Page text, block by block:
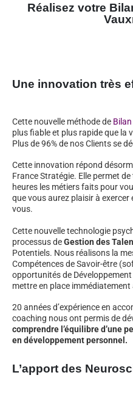
Réalisez votre
Une innovation très
Cette nouvelle méthode de
plus fiable et plus rapide que la
Plus de 96% de nos Clients se
Cette innovation répond
France Stratégie. Elle permet
heures les métiers faits pour
que vous aurez plaisir à
vous.
Cette nouvelle technologie
processus deGestion des
Potentiels. Nous réalisons la
Compétences de Savoir-être
opportunités de
mettre en place immédiatement
20 années d’expérience en
coaching nous ont permis de
comprendre l’équilibre d’une
en développement personnel.
L’apport des